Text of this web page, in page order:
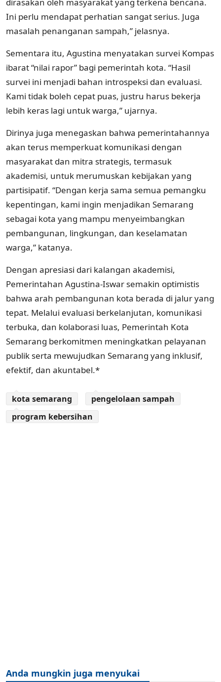
Ini perlu mendapat perhatian sangat serius. Juga
masalah penanganan sampah,” jelasnya.
Sementara itu, Agustina menyatakan survei Kompas
ibarat “nilai rapor” bagi pemerintah kota. “Hasil
survei ini menjadi bahan introspeksi dan evaluasi.
Kami tidak boleh cepat puas, justru harus bekerja
lebih keras lagi untuk warga,” ujarnya.
Dirinya juga menegaskan bahwa pemerintahannya
akan terus memperkuat komunikasi dengan
masyarakat dan mitra strategis, termasuk
akademisi, untuk merumuskan kebijakan yang
partisipatif. “Dengan kerja sama semua pemangku
kepentingan, kami ingin menjadikan Semarang
sebagai kota yang mampu menyeimbangkan
pembangunan, lingkungan, dan keselamatan
warga,” katanya.
Dengan apresiasi dari kalangan akademisi,
Pemerintahan Agustina-Iswar semakin optimistis
bahwa arah pembangunan kota berada di jalur yang
tepat. Melalui evaluasi berkelanjutan, komunikasi
terbuka, dan kolaborasi luas, Pemerintah Kota
Semarang berkomitmen meningkatkan pelayanan
publik serta mewujudkan Semarang yang inklusif,
efektif, dan akuntabel.*
kota semarang
pengelolaan sampah
program kebersihan
Anda mungkin juga menyukai